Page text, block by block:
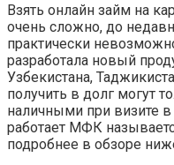
Взять онлайн займ на
очень сложно, до
практически
разработала новый
Узбекистана,
получить в долг могут
наличными при визите
работает МФК
подробнее в обзоре